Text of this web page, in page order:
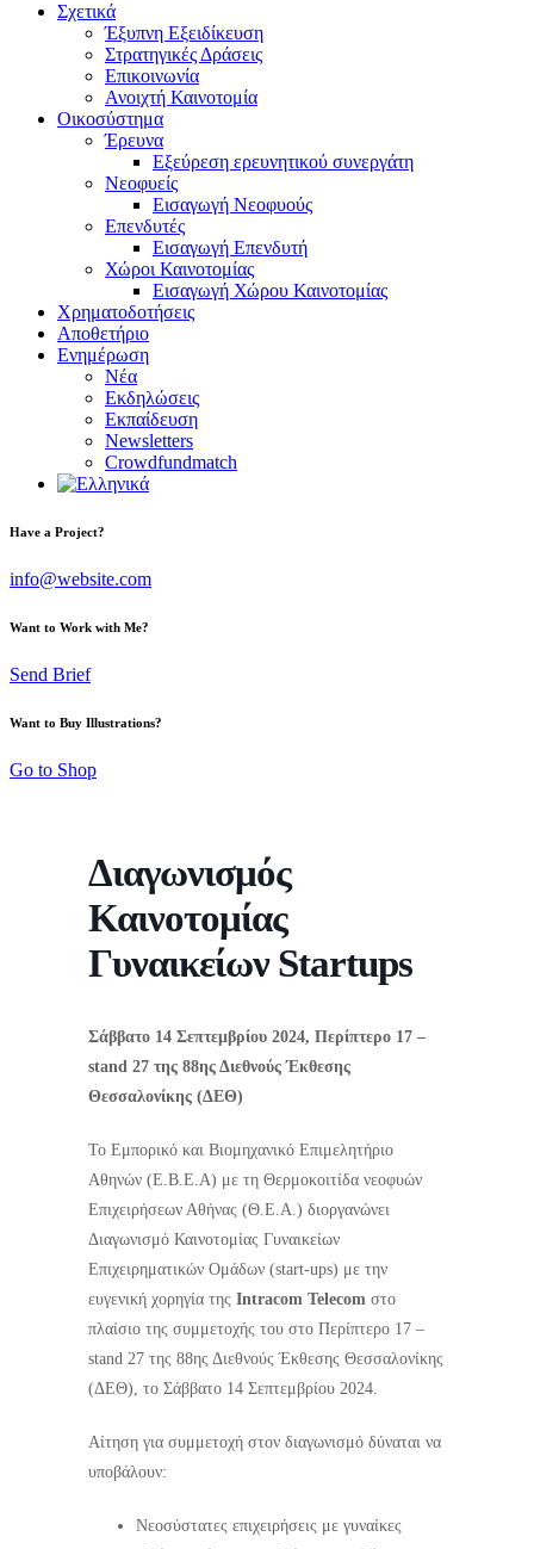
Σχετικά
Έξυπνη Εξειδίκευση
Στρατηγικές Δράσεις
Επικοινωνία
Ανοιχτή Καινοτομία
Οικοσύστημα
Έρευνα
Εξεύρεση ερευνητικού συνεργάτη
Νεοφυείς
Εισαγωγή Νεοφυούς
Επενδυτές
Εισαγωγή Επενδυτή
Χώροι Καινοτομίας
Εισαγωγή Χώρου Καινοτομίας
Χρηματοδοτήσεις
Αποθετήριο
Ενημέρωση
Νέα
Εκδηλώσεις
Εκπαίδευση
Newsletters
Crowdfundmatch
facebook-
linkedin
twitter-
Have a Project?
info@website.com
Want to Work with Me?
Send Brief
Want to Buy Illustrations?
Go to Shop
Διαγωνισμός
Καινοτομίας
Γυναικείων Startups
Σάββατο 14 Σεπτεμβρίου 2024, Περίπτερο 17 –
stand 27 της 88ης Διεθνούς Έκθεσης
Θεσσαλονίκης (ΔΕΘ)
Το Εμπορικό και Βιομηχανικό Επιμελητήριο
Αθηνών (Ε.Β.Ε.Α) με τη Θερμοκοιτίδα νεοφυών
Επιχειρήσεων Αθήνας (Θ.Ε.Α.) διοργανώνει
Διαγωνισμό Καινοτομίας Γυναικείων
Επιχειρηματικών Ομάδων (start-ups) με την
ευγενική χορηγία της Intracom Telecom στο
πλαίσιο της συμμετοχής του στο Περίπτερο 17 –
stand 27 της 88ης Διεθνούς Έκθεσης Θεσσαλονίκης
(ΔΕΘ), το Σάββατο 14 Σεπτεμβρίου 2024.
Αίτηση για συμμετοχή στον διαγωνισμό δύναται να
υποβάλουν:
Νεοσύστατες επιχειρήσεις με γυναίκες